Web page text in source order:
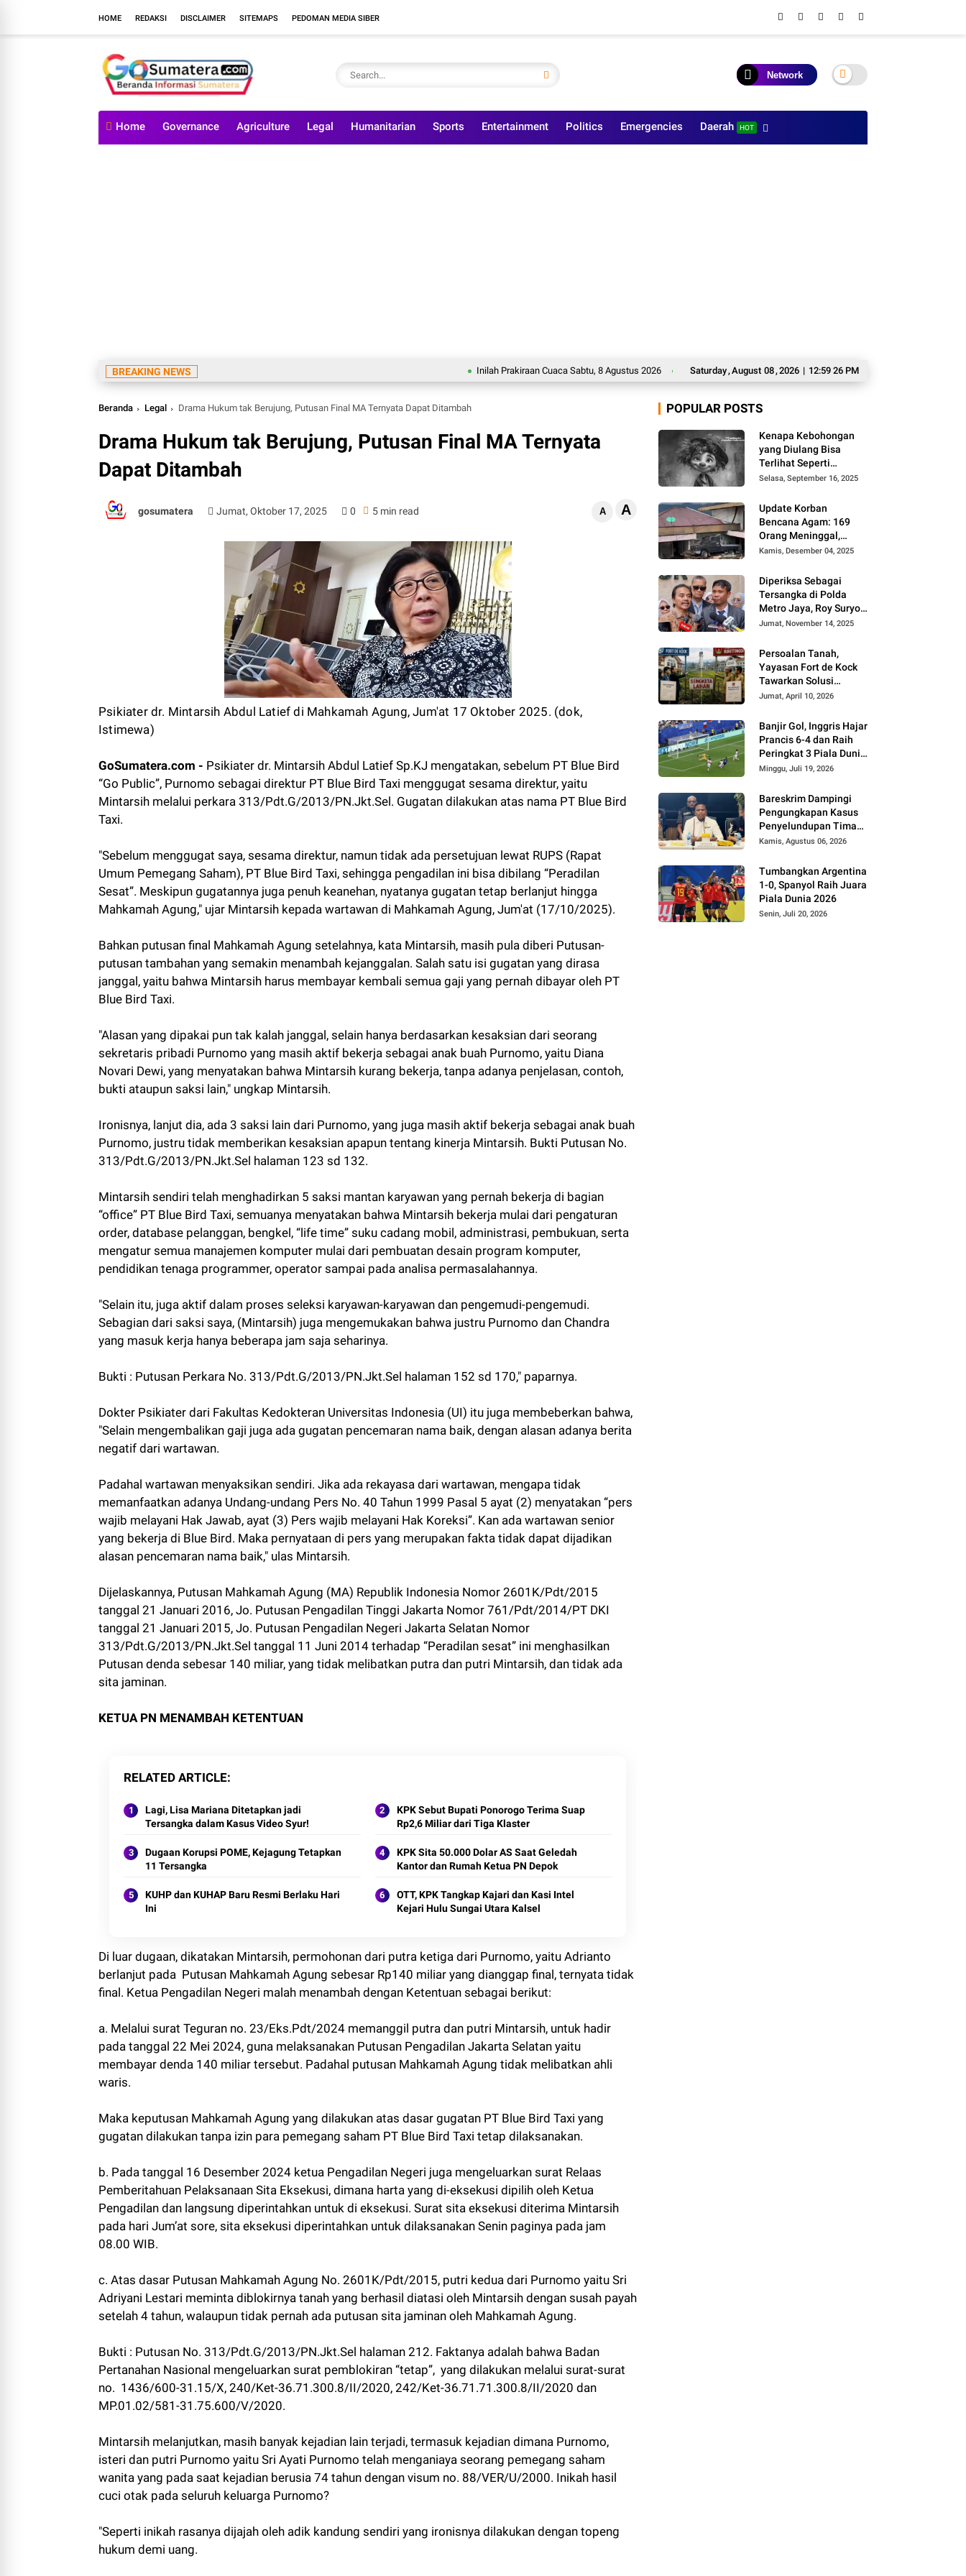
HOME REDAKSI DISCLAIMER SITEMAPS PEDOMAN MEDIA SIBER
Network
Home Governance Agriculture Legal Humanitarian Sports Entertainment Politics Emergencies Daerah HOT
Saturday,August 08,2026 | 12:59 27 PM
BREAKING NEWS Inilah Prakiraan Cuaca Sabtu, 8 Agustus 2026 Ditahan Imbang Singapura 1-1, Indonesia Tersingkir dari Ajang AFF 2026
Beranda Legal Drama Hukum tak Berujung, Putusan Final MA Ternyata Dapat Ditambah
Drama Hukum tak Berujung, Putusan Final MA Ternyata
Dapat Ditambah
gosumatera Jumat, Oktober 17, 2025 0 5 min read A A
Psikiater dr. Mintarsih Abdul Latief di Mahkamah Agung, Jum'at 17 Oktober 2025. (dok,
Istimewa)
GoSumatera.com - Psikiater dr. Mintarsih Abdul Latief Sp.KJ mengatakan, sebelum PT Blue Bird
“Go Public”, Purnomo sebagai direktur PT Blue Bird Taxi menggugat sesama direktur, yaitu
Mintarsih melalui perkara 313/Pdt.G/2013/PN.Jkt.Sel. Gugatan dilakukan atas nama PT Blue Bird
Taxi.
"Sebelum menggugat saya, sesama direktur, namun tidak ada persetujuan lewat RUPS (Rapat
Umum Pemegang Saham), PT Blue Bird Taxi, sehingga pengadilan ini bisa dibilang “Peradilan
Sesat”. Meskipun gugatannya juga penuh keanehan, nyatanya gugatan tetap berlanjut hingga
Mahkamah Agung," ujar Mintarsih kepada wartawan di Mahkamah Agung, Jum'at (17/10/2025).
Bahkan putusan final Mahkamah Agung setelahnya, kata Mintarsih, masih pula diberi Putusan-
putusan tambahan yang semakin menambah kejanggalan. Salah satu isi gugatan yang dirasa
janggal, yaitu bahwa Mintarsih harus membayar kembali semua gaji yang pernah dibayar oleh PT
Blue Bird Taxi.
"Alasan yang dipakai pun tak kalah janggal, selain hanya berdasarkan kesaksian dari seorang
sekretaris pribadi Purnomo yang masih aktif bekerja sebagai anak buah Purnomo, yaitu Diana
Novari Dewi, yang menyatakan bahwa Mintarsih kurang bekerja, tanpa adanya penjelasan, contoh,
bukti ataupun saksi lain," ungkap Mintarsih.
Ironisnya, lanjut dia, ada 3 saksi lain dari Purnomo, yang juga masih aktif bekerja sebagai anak buah
Purnomo, justru tidak memberikan kesaksian apapun tentang kinerja Mintarsih. Bukti Putusan No.
313/Pdt.G/2013/PN.Jkt.Sel halaman 123 sd 132.
Mintarsih sendiri telah menghadirkan 5 saksi mantan karyawan yang pernah bekerja di bagian
“office” PT Blue Bird Taxi, semuanya menyatakan bahwa Mintarsih bekerja mulai dari pengaturan
order, database pelanggan, bengkel, “life time” suku cadang mobil, administrasi, pembukuan, serta
mengatur semua manajemen komputer mulai dari pembuatan desain program komputer,
pendidikan tenaga programmer, operator sampai pada analisa permasalahannya.
"Selain itu, juga aktif dalam proses seleksi karyawan-karyawan dan pengemudi-pengemudi.
Sebagian dari saksi saya, (Mintarsih) juga mengemukakan bahwa justru Purnomo dan Chandra
yang masuk kerja hanya beberapa jam saja seharinya.
Bukti : Putusan Perkara No. 313/Pdt.G/2013/PN.Jkt.Sel halaman 152 sd 170," paparnya.
Dokter Psikiater dari Fakultas Kedokteran Universitas Indonesia (UI) itu juga membeberkan bahwa,
"Selain mengembalikan gaji juga ada gugatan pencemaran nama baik, dengan alasan adanya berita
negatif dari wartawan.
Padahal wartawan menyaksikan sendiri. Jika ada rekayasa dari wartawan, mengapa tidak
memanfaatkan adanya Undang-undang Pers No. 40 Tahun 1999 Pasal 5 ayat (2) menyatakan “pers
wajib melayani Hak Jawab, ayat (3) Pers wajib melayani Hak Koreksi”. Kan ada wartawan senior
yang bekerja di Blue Bird. Maka pernyataan di pers yang merupakan fakta tidak dapat dijadikan
alasan pencemaran nama baik," ulas Mintarsih.
Dijelaskannya, Putusan Mahkamah Agung (MA) Republik Indonesia Nomor 2601K/Pdt/2015
tanggal 21 Januari 2016, Jo. Putusan Pengadilan Tinggi Jakarta Nomor 761/Pdt/2014/PT DKI
tanggal 21 Januari 2015, Jo. Putusan Pengadilan Negeri Jakarta Selatan Nomor
313/Pdt.G/2013/PN.Jkt.Sel tanggal 11 Juni 2014 terhadap “Peradilan sesat” ini menghasilkan
Putusan denda sebesar 140 miliar, yang tidak melibatkan putra dan putri Mintarsih, dan tidak ada
sita jaminan.
KETUA PN MENAMBAH KETENTUAN
RELATED ARTICLE
Lagi, Lisa Mariana Ditetapkan jadi
Tersangka dalam Kasus Video Syur!
KPK Sebut Bupati Ponorogo Terima Suap
Rp2,6 Miliar dari Tiga Klaster
Dugaan Korupsi POME, Kejagung Tetapkan
11 Tersangka
KPK Sita 50.000 Dolar AS Saat Geledah
Kantor dan Rumah Ketua PN Depok
KUHP dan KUHAP Baru Resmi Berlaku Hari
Ini
OTT, KPK Tangkap Kajari dan Kasi Intel
Kejari Hulu Sungai Utara Kalsel
Di luar dugaan, dikatakan Mintarsih, permohonan dari putra ketiga dari Purnomo, yaitu Adrianto
berlanjut pada Putusan Mahkamah Agung sebesar Rp140 miliar yang dianggap final, ternyata tidak
final. Ketua Pengadilan Negeri malah menambah dengan Ketentuan sebagai berikut:
a. Melalui surat Teguran no. 23/Eks.Pdt/2024 memanggil putra dan putri Mintarsih, untuk hadir
pada tanggal 22 Mei 2024, guna melaksanakan Putusan Pengadilan Jakarta Selatan yaitu
membayar denda 140 miliar tersebut. Padahal putusan Mahkamah Agung tidak melibatkan ahli
waris.
Maka keputusan Mahkamah Agung yang dilakukan atas dasar gugatan PT Blue Bird Taxi yang
gugatan dilakukan tanpa izin para pemegang saham PT Blue Bird Taxi tetap dilaksanakan.
b. Pada tanggal 16 Desember 2024 ketua Pengadilan Negeri juga mengeluarkan surat Relaas
Pemberitahuan Pelaksanaan Sita Eksekusi, dimana harta yang di-eksekusi dipilih oleh Ketua
Pengadilan dan langsung diperintahkan untuk di eksekusi. Surat sita eksekusi diterima Mintarsih
pada hari Jum’at sore, sita eksekusi diperintahkan untuk dilaksanakan Senin paginya pada jam
08.00 WIB.
c. Atas dasar Putusan Mahkamah Agung No. 2601K/Pdt/2015, putri kedua dari Purnomo yaitu Sri
Adriyani Lestari meminta diblokirnya tanah yang berhasil diatasi oleh Mintarsih dengan susah payah
setelah 4 tahun, walaupun tidak pernah ada putusan sita jaminan oleh Mahkamah Agung.
Bukti : Putusan No. 313/Pdt.G/2013/PN.Jkt.Sel halaman 212. Faktanya adalah bahwa Badan
Pertanahan Nasional mengeluarkan surat pemblokiran “tetap”, yang dilakukan melalui surat-surat
no. 1436/600-31.15/X, 240/Ket-36.71.300.8/II/2020, 242/Ket-36.71.71.300.8/II/2020 dan
MP.01.02/581-31.75.600/V/2020.
Mintarsih melanjutkan, masih banyak kejadian lain terjadi, termasuk kejadian dimana Purnomo,
isteri dan putri Purnomo yaitu Sri Ayati Purnomo telah menganiaya seorang pemegang saham
wanita yang pada saat kejadian berusia 74 tahun dengan visum no. 88/VER/U/2000. Inikah hasil
cuci otak pada seluruh keluarga Purnomo?
"Seperti inikah rasanya dijajah oleh adik kandung sendiri yang ironisnya dilakukan dengan topeng
hukum demi uang.
POPULAR POSTS
Kenapa Kebohongan
yang Diulang Bisa
Terlihat Seperti
Kebenaran, Ini
Selasa, September 16, 2025
Update Korban
Bencana Agam: 169
Orang Meninggal,
Belum Ditemukan 86
Kamis, Desember 04, 2025
Diperiksa Sebagai
Tersangka di Polda
Metro Jaya, Roy Suryo
Cs Tidak Ditahan
Jumat, November 14, 2025
Persoalan Tanah,
Yayasan Fort de Kock
Tawarkan Solusi
Alternatif Kepada
Jumat, April 10, 2026
Banjir Gol, Inggris Hajar
Prancis 6-4 dan Raih
Peringkat 3 Piala Dunia
2026
Minggu, Juli 19, 2026
Bareskrim Dampingi
Pengungkapan Kasus
Penyelundupan Timah
dari Babel ke Malaysia
Kamis, Agustus 06, 2026
Tumbangkan Argentina
1-0, Spanyol Raih Juara
Piala Dunia 2026
Senin, Juli 20, 2026